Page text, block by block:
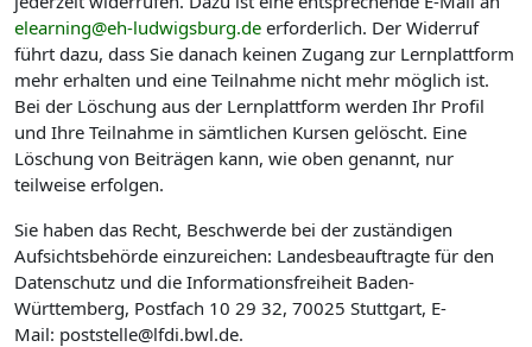
elearning@eh-ludwigsburg.de erforderlich. Der Widerruf
führt dazu, dass Sie danach keinen Zugang zur Lernplattform
mehr erhalten und eine Teilnahme nicht mehr möglich ist.
Bei der Löschung aus der Lernplattform werden Ihr Profil
und Ihre Teilnahme in sämtlichen Kursen gelöscht. Eine
Löschung von Beiträgen kann, wie oben genannt, nur
teilweise erfolgen.
Sie haben das Recht, Beschwerde bei der zuständigen
Aufsichtsbehörde einzureichen: Landesbeauftragte für den
Datenschutz und die Informationsfreiheit Baden-
Württemberg, Postfach 10 29 32, 70025 Stuttgart, E-
Mail: poststelle@lfdi.bwl.de.